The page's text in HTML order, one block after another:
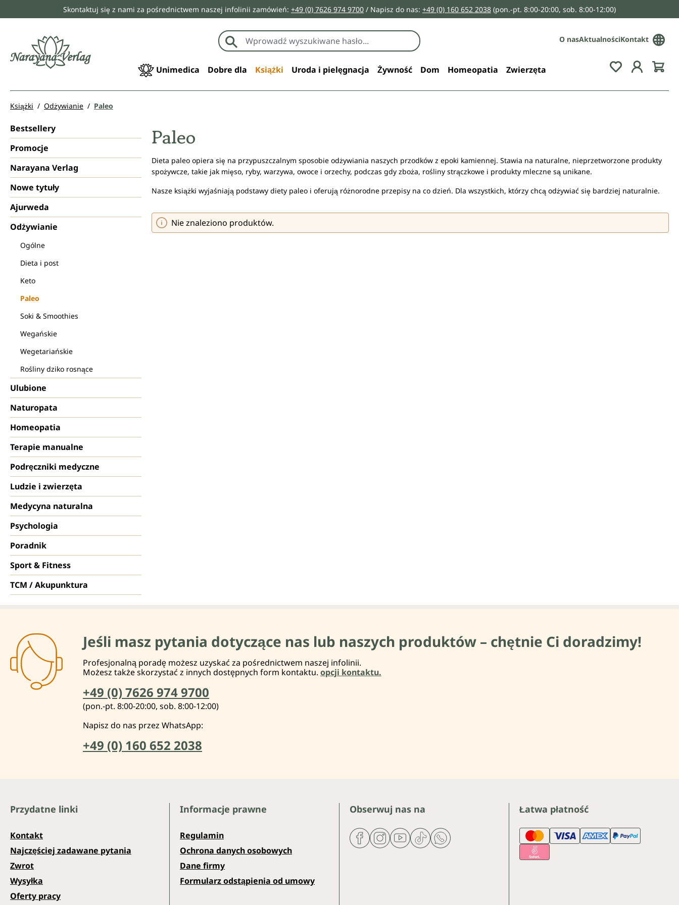
Przejdź do głównej nawigacji
Skontaktuj się z nami za pośrednictwem naszej infolinii zamówień: +49 (0) 7626 974 9700 / Napisz do nas: +49 (0) 160 652 2038 (pon.-pt. 8:00-20:00, sob. 8:00-12:00)
O nasAktualnościKontakt
Unimedica Dobre dla Książki Uroda i pielęgnacja Żywność Dom Homeopatia Zwierzęta You have 0
Książki Odżywianie Paleo
Bestsellery
Promocje
Narayana Verlag
Nowe tytuły
Ajurweda
Odżywianie
Ogólne
Dieta i post
Keto
Paleo
Soki & Smoothies
Wegańskie
Wegetariańskie
Rośliny dziko rosnące
Ulubione
Naturopata
Homeopatia
Terapie manualne
Podręczniki medyczne
Ludzie i zwierzęta
Medycyna naturalna
Psychologia
Poradnik
Sport & Fitness
TCM / Akupunktura
Paleo
Dieta paleo opiera się na przypuszczalnym sposobie odżywiania naszych przodków z epoki kamiennej. Stawia na naturalne, nieprzetworzone produkty
spożywcze, takie jak mięso, ryby, warzywa, owoce i orzechy, podczas gdy zboża, rośliny strączkowe i produkty mleczne są unikane.
Nasze książki wyjaśniają podstawy diety paleo i oferują różnorodne przepisy na co dzień. Dla wszystkich, którzy chcą odżywiać się bardziej naturalnie.
Nie znaleziono produktów.
Jeśli masz pytania dotyczące nas lub naszych produktów – chętnie Ci doradzimy!
Profesjonalną poradę możesz uzyskać za pośrednictwem naszej infolinii.
Możesz także skorzystać z innych dostępnych form kontaktu. opcji kontaktu.
+49 (0) 7626 974 9700
(pon.-pt. 8:00-20:00, sob. 8:00-12:00)
Napisz do nas przez WhatsApp:
+49 (0) 160 652 2038
Obserwuj nas na Łatwa płatność
Przydatne linki
Kontakt
Najczęściej zadawane pytania
Zwrot
Wysyłka
Oferty pracy
Informacje prawne
Regulamin
Ochrona danych osobowych
Dane firmy
Formularz odstąpienia od umowy